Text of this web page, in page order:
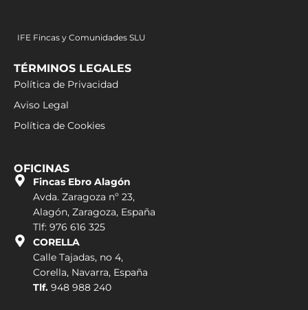
IFE Fincas y Comunidades SLU
TÉRMINOS LEGALES
Política de Privacidad
Aviso Legal
Política de Cookies
OFICINAS
Fincas Ebro Alagón
Avda. Zaragoza nº 23,
Alagón, Zaragoza, España
Tlf: 976 616 325
CORELLA
Calle Tajadas, no 4,
Corella, Navarra, España
Tlf. 948 988 240